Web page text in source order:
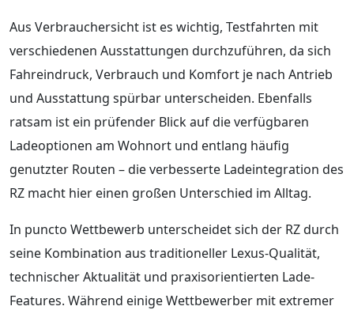
Aus Verbrauchersicht ist es wichtig, Testfahrten mit
verschiedenen Ausstattungen durchzuführen, da sich
Fahreindruck, Verbrauch und Komfort je nach Antrieb
und Ausstattung spürbar unterscheiden. Ebenfalls
ratsam ist ein prüfender Blick auf die verfügbaren
Ladeoptionen am Wohnort und entlang häufig
genutzter Routen – die verbesserte Ladeintegration des
RZ macht hier einen großen Unterschied im Alltag.
In puncto Wettbewerb unterscheidet sich der RZ durch
seine Kombination aus traditioneller Lexus-Qualität,
technischer Aktualität und praxisorientierten Lade-
Features. Während einige Wettbewerber mit extremer